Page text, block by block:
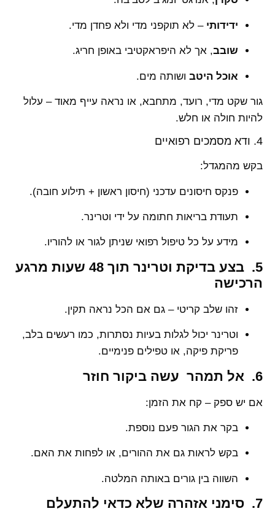
ידידותי – לא תוקפני מדי ולא פחדן מדי.
שובב, אך לא היפראקטיבי באופן חריג.
אוכל היטב ושותה מים.
גור שקט מדי, רועד, מתחבא, או נראה עייף מאוד – עלול
להיות חולה או חלש.
4. ודא מסמכים רפואיים
בקש מהמגדל:
פנקס חיסונים עדכני (חיסון ראשון + תילוע חובה).
תעודת בריאות חתומה על ידי וטרינר.
מידע על כל טיפול רפואי שניתן לגור או להוריו.
5. בצע בדיקת וטרינר תוך 48 שעות מרגע
הרכישה
זהו שלב קריטי – גם אם הכל נראה תקין.
וטרינר יכול לגלות בעיות נסתרות, כמו רעשים בלב,
פריקת פיקה, או טפילים פנימיים.
6. אל תמהר עשה ביקור חוזר
אם יש ספק – קח את הזמן:
בקר את הגור פעם נוספת.
בקש לראות גם את ההורים, או לפחות את האם.
השווה בין גורים באותה המלטה.
7. סימני אזהרה שלא כדאי להתעלם